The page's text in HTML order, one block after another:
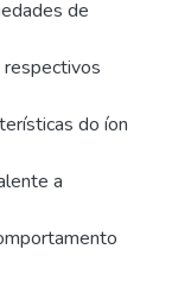
de
respectivos
do íon
a